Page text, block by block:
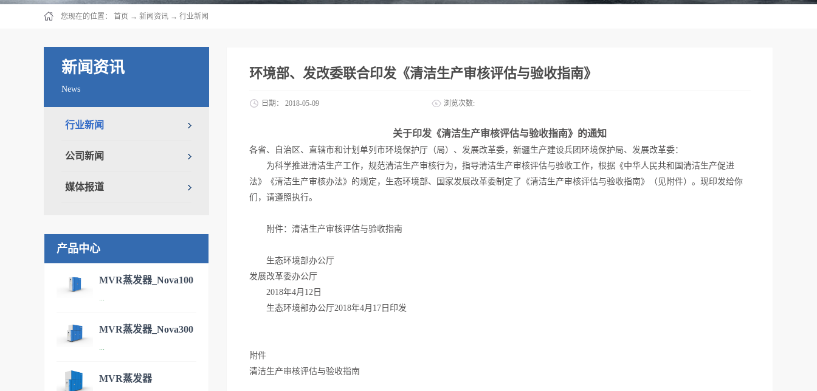
您现在的位置： 首页 → 新闻资讯 → 行业新闻
新闻资讯
News
行业新闻
公司新闻
媒体报道
产品中心
MVR蒸发器_Nova100
污水处理设备
...
100L/h 年处理能力600m³/y单
MVR蒸发器_Nova300
污水处理设备
...
MVR蒸发器
环境部、发改委联合印发《清洁生产审核评估与验收指南》
日期： 2018-05-09 浏览次数:
关于印发《清洁生产审核评估与验收指南》的通知
各省、自治区、直辖市和计划单列市环境保护厅（局）、发展改革委，新疆生产建设兵团环境保护局、发展改革委：
为科学推进清洁生产工作，规范清洁生产审核行为，指导清洁生产审核评估与验收工作，根据《中华人民共和国清洁生产促进
法》《清洁生产审核办法》的规定，生态环境部、国家发展改革委制定了《清洁生产审核评估与验收指南》（见附件）。现印发给你
们，请遵照执行。
附件：清洁生产审核评估与验收指南
生态环境部办公厅
发展改革委办公厅
2018年4月12日
生态环境部办公厅2018年4月17日印发
附件
清洁生产审核评估与验收指南